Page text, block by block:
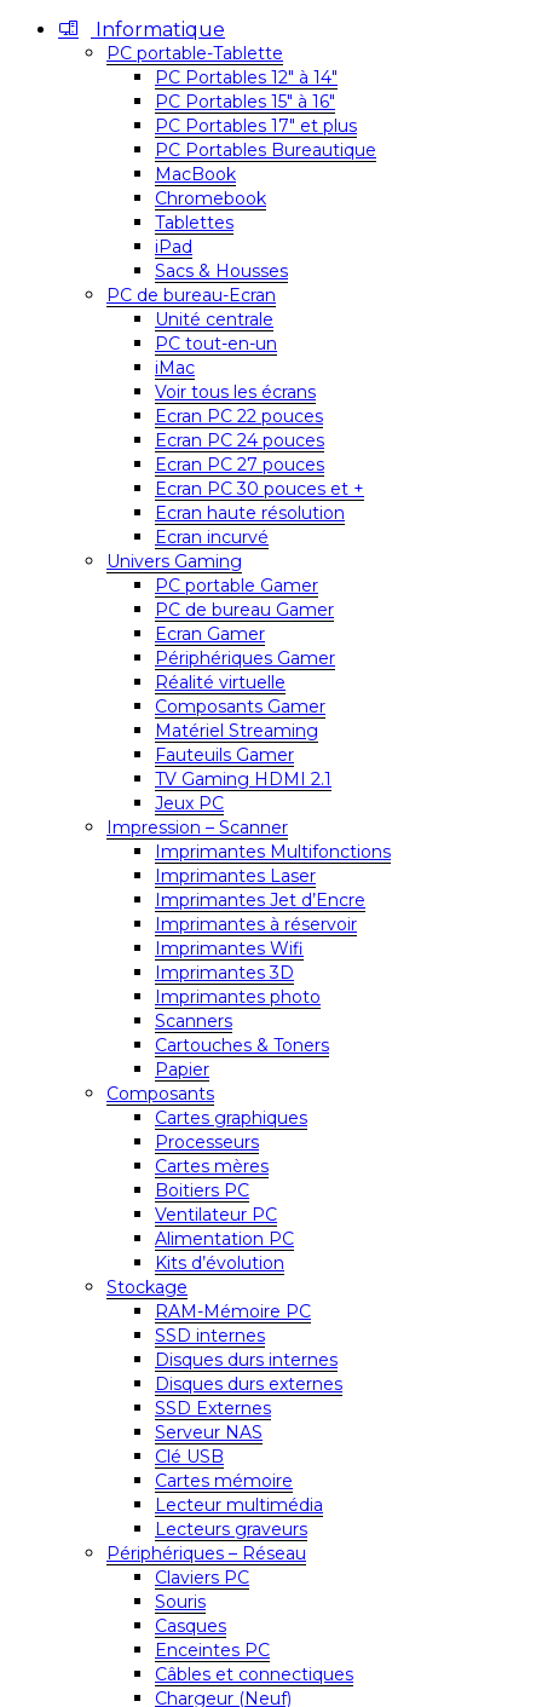
Informatique
PC portable-Tablette
PC Portables 12″ à 14″
PC Portables 15″ à 16″
PC Portables 17″ et plus
PC Portables Bureautique
MacBook
Chromebook
Tablettes
iPad
Sacs & Housses
PC de bureau-Ecran
Unité centrale
PC tout-en-un
iMac
Voir tous les écrans
Ecran PC 22 pouces
Ecran PC 24 pouces
Ecran PC 27 pouces
Ecran PC 30 pouces et +
Ecran haute résolution
Ecran incurvé
Univers Gaming
PC portable Gamer
PC de bureau Gamer
Ecran Gamer
Périphériques Gamer
Réalité virtuelle
Composants Gamer
Matériel Streaming
Fauteuils Gamer
TV Gaming HDMI 2.1
Jeux PC
Impression – Scanner
Imprimantes Multifonctions
Imprimantes Laser
Imprimantes Jet d’Encre
Imprimantes à réservoir
Imprimantes Wifi
Imprimantes 3D
Imprimantes photo
Scanners
Cartouches & Toners
Papier
Composants
Cartes graphiques
Processeurs
Cartes mères
Boitiers PC
Ventilateur PC
Alimentation PC
Kits d’évolution
Stockage
RAM-Mémoire PC
SSD internes
Disques durs internes
Disques durs externes
SSD Externes
Serveur NAS
Clé USB
Cartes mémoire
Lecteur multimédia
Lecteurs graveurs
Périphériques – Réseau
Claviers PC
Souris
Casques
Enceintes PC
Câbles et connectiques
Chargeur (Neuf)